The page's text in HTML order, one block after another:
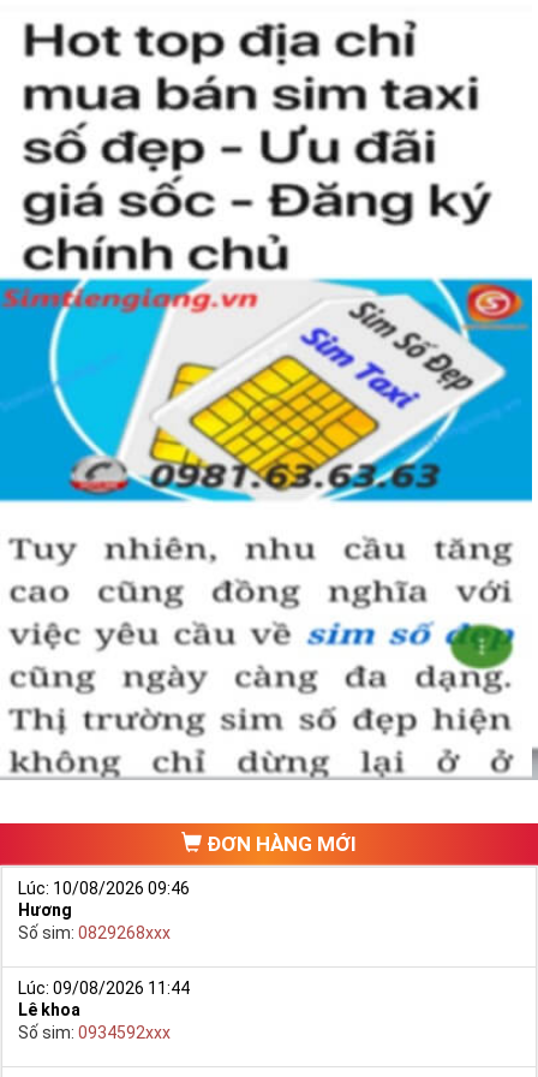
mong muốn được sở hữu. Sở hữu dòng sim này chủ nhân không
chỉ luôn gặp những may mắn và thành công mà nó còn giúp thể
hiện “Đẳng Cấp” của người chơi sim. Không phải ai cũng có đủ điều
kiện để sở hữu một sim tứ quý 2 này, bởi vậy chỉ cần nhìn vào
người khác cũng sẽ biết được vị trí của bạn trong xã hội là như thế
nào rồi?
Hướng dẫn mua Sim Tứ Quý 2 tại
Simtiengiang.vn.
Sim Tiền Giang là đơn vị cung cấp
Tứ Quý, sim giá rẻ uy
tín chất lượng.
Chọn mua sim số đẹp thường mất nhiều thời gian ở khoản lựa số,
một số phải vừa đẹp, vừa tốt về phong thủy thì mới là sim hoàn
hảo. Vậy phải làm sao?
- Cách nhanh nhất để chọn mua được Sim Tứ Quý 2 là bạn vào
trang chủ của Sim Tiền Giang, chọn mục “
Sim giảm giá
“ ở ngay đầu
trang chủ. Đây là danh sách sim được đại lý giảm giá vì một số lý
Ngoài ra quý khách chưa ưng ý về Sim Tứ Quý 2 có cũng thể tham
khảo thêm Sim Vinaphone,Sim Gmobile, Sim Tứ Quý Giữa
ĐƠN HÀNG MỚI
Lúc: 10/08/2026 09:46
Hương
Số sim: 0829268xxx
Lúc: 09/08/2026 11:44
Lê khoa
Số sim: 0934592xxx